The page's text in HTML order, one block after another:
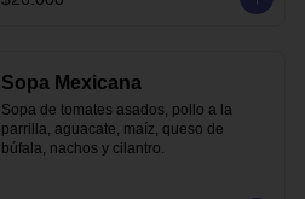
Sopa Mexicana
Sopa de tomates asados, pollo a la
parrilla, aguacate, maíz, queso de
búfala, nachos y cilantro.